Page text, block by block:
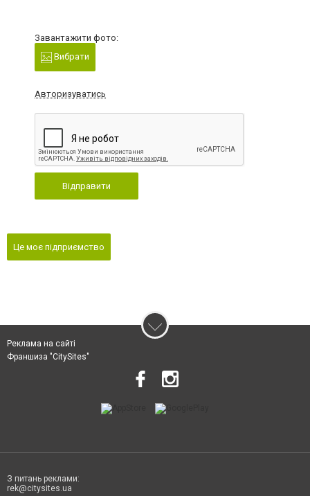
Завантажити фото:
Вибрати
Авторизуватись
Відправити
Це моє підприємство
Реклама на сайті
Франшиза "CitySites"
З питань реклами:
rek@citysites.ua